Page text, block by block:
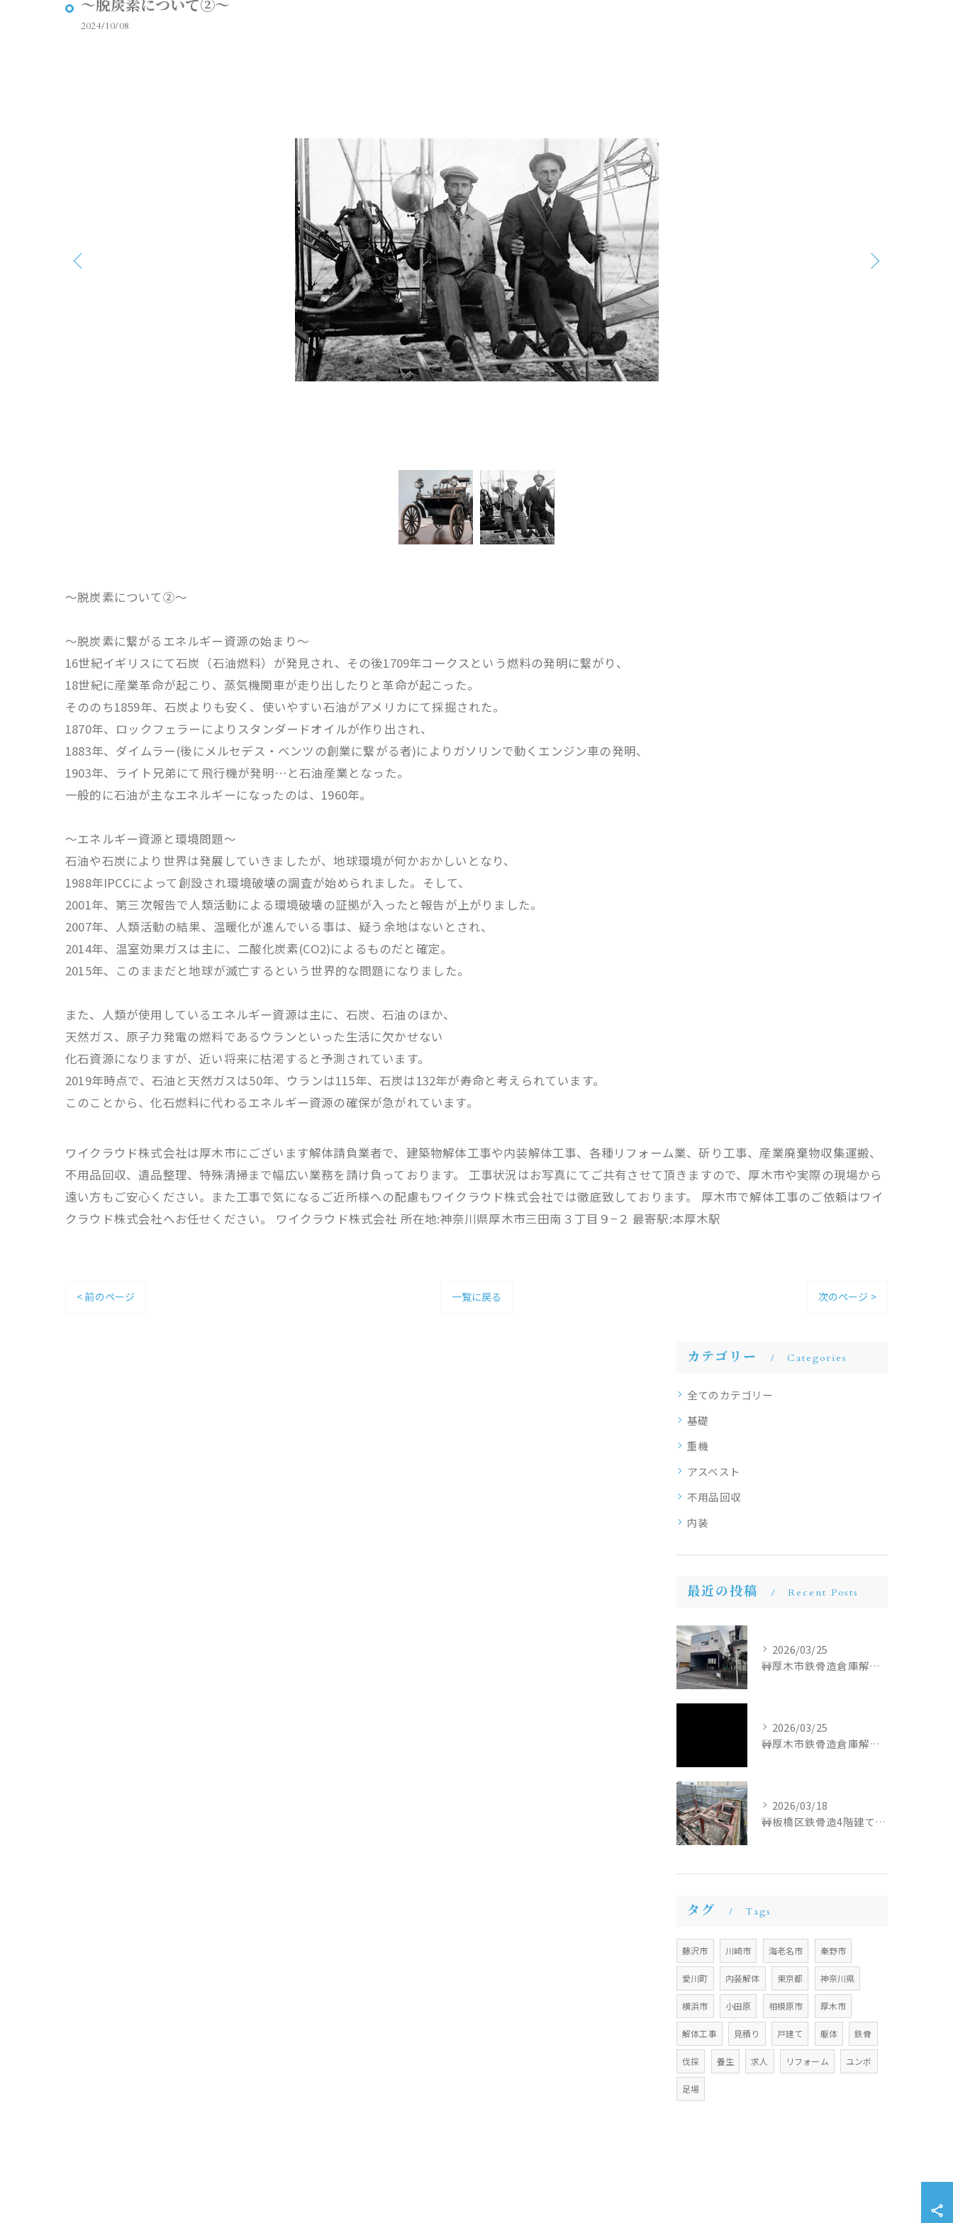
～脱炭素について②～
2024/10/08
～脱炭素について②～
～脱炭素に繋がるエネルギー資源の始まり～
16世紀イギリスにて石炭（石油燃料）が発見され、その後1709年コークスという燃料の発明に繋がり、
18世紀に産業革命が起こり、蒸気機関車が走り出したりと革命が起こった。
そののち1859年、石炭よりも安く、使いやすい石油がアメリカにて採掘された。
1870年、ロックフェラーによりスタンダードオイルが作り出され、
1883年、ダイムラー(後にメルセデス・ベンツの創業に繋がる者)によりガソリンで動くエンジン車の発明、
1903年、ライト兄弟にて飛行機が発明…と石油産業となった。
一般的に石油が主なエネルギーになったのは、1960年。
～エネルギー資源と環境問題～
石油や石炭により世界は発展していきましたが、地球環境が何かおかしいとなり、
1988年IPCCによって創設され環境破壊の調査が始められました。そして、
2001年、第三次報告で人類活動による環境破壊の証拠が入ったと報告が上がりました。
2007年、人類活動の結果、温暖化が進んでいる事は、疑う余地はないとされ、
2014年、温室効果ガスは主に、二酸化炭素(CO2)によるものだと確定。
2015年、このままだと地球が滅亡するという世界的な問題になりました。
また、人類が使用しているエネルギー資源は主に、石炭、石油のほか、
天然ガス、原子力発電の燃料であるウランといった生活に欠かせない
化石資源になりますが、近い将来に枯渇すると予測されています。
2019年時点で、石油と天然ガスは50年、ウランは115年、石炭は132年が寿命と考えられています。
このことから、化石燃料に代わるエネルギー資源の確保が急がれています。
ワイクラウド株式会社は厚木市にございます解体請負業者で、建築物解体工事や内装解体工事、各種リフォーム業、斫り工事、産業廃棄物収集運搬、
不用品回収、遺品整理、特殊清掃まで幅広い業務を請け負っております。 工事状況はお写真にてご共有させて頂きますので、厚木市や実際の現場から
遠い方もご安心ください。また工事で気になるご近所様への配慮もワイクラウド株式会社では徹底致しております。 厚木市で解体工事のご依頼はワイ
クラウド株式会社へお任せください。 ワイクラウド株式会社 所在地:神奈川県厚木市三田南３丁目９−２ 最寄駅:本厚木駅
< 前のページ 一覧に戻る 次のページ >
カテゴリー Categories
全てのカテゴリー
基礎
重機
アスベスト
不用品回収
内装
最近の投稿 Recent Posts
2026/03/25
🚧厚木市鉄骨造倉庫解体工事🚧
2026/03/25
🚧厚木市鉄骨造倉庫解体工事🚧
2026/03/18
🚧板橋区鉄骨造4階建て解体工事🚧
タグ Tags
藤沢市 川崎市 海老名市 秦野市
愛川町 内装解体 東京都 神奈川県
横浜市 小田原 相模原市 厚木市
解体工事 見積り 戸建て 躯体 鉄骨
伐採 養生 求人 リフォーム ユンボ
足場